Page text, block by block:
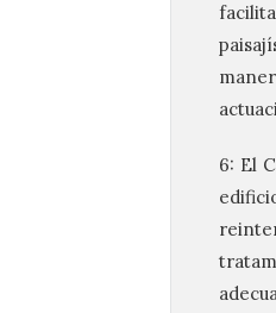
6: El